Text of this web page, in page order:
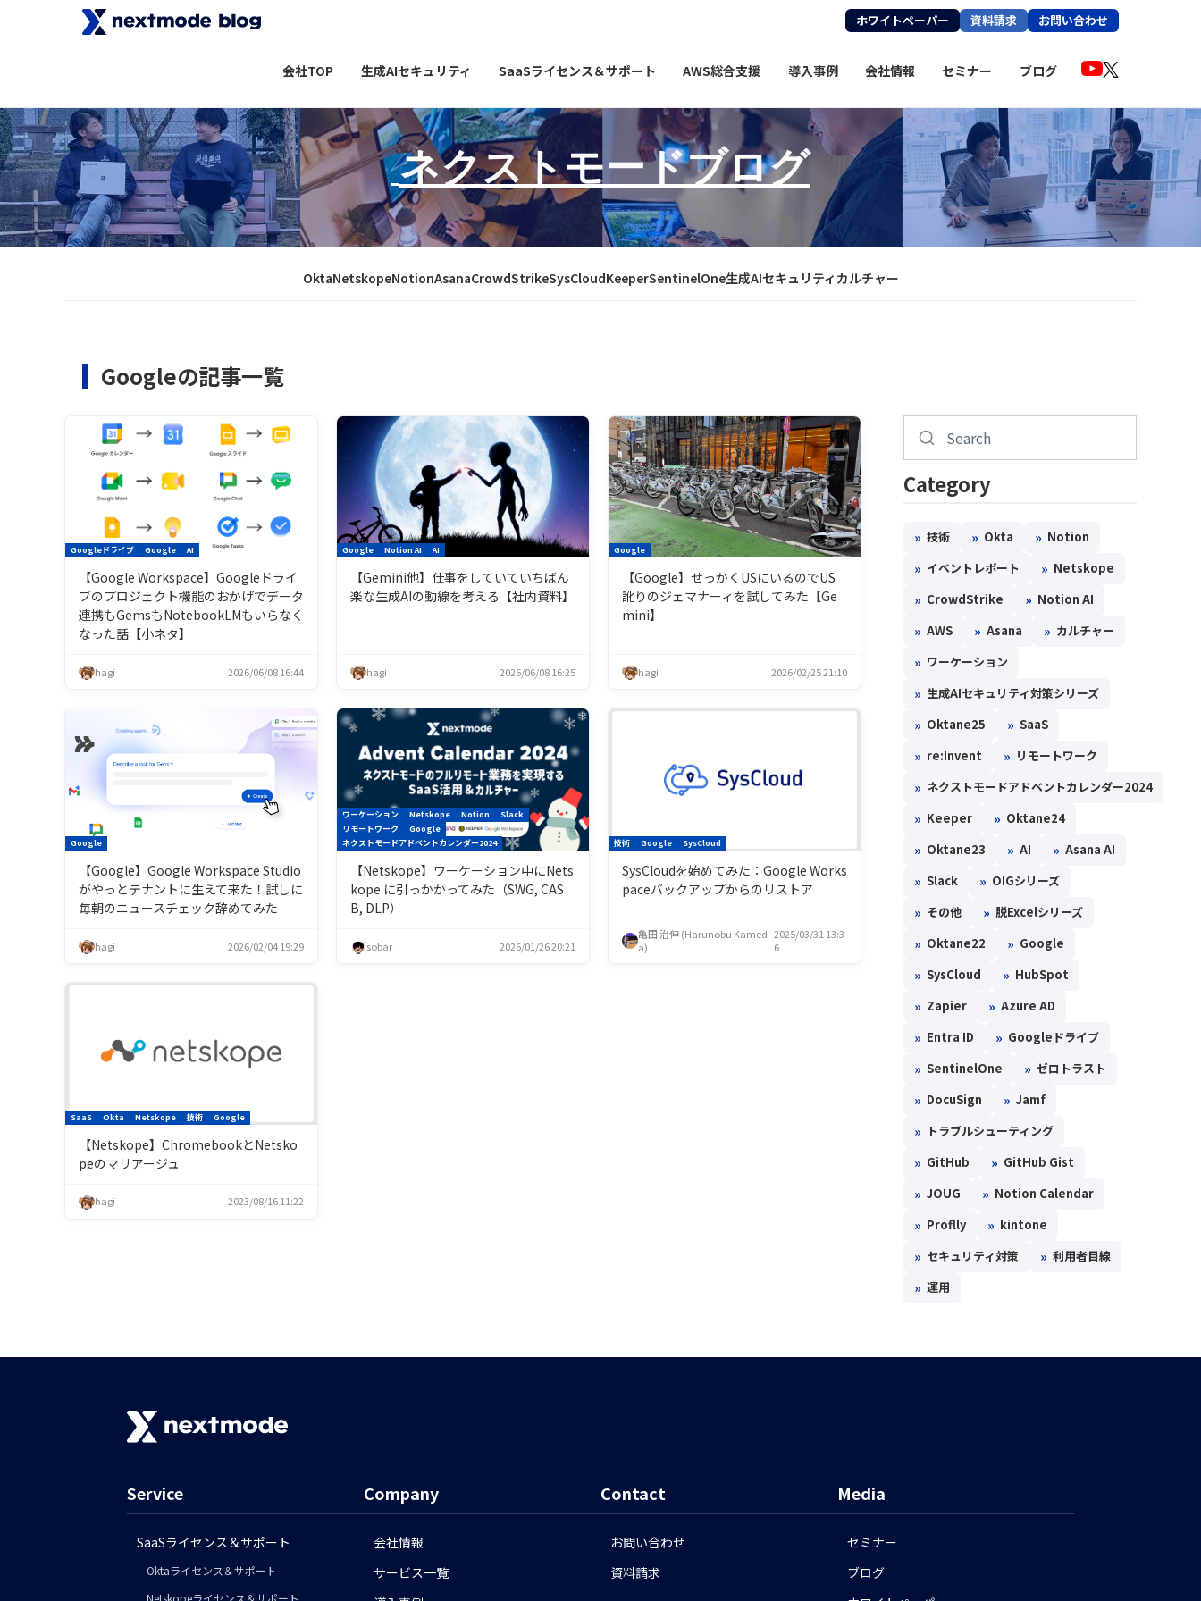
ホワイトペーパー 資料請求 お問い合わせ
会社TOP 生成AIセキュリティ SaaSライセンス＆サポート AWS総合支援 導入事例 会社情報 セミナー ブログ
ネクストモードブログ
OktaNetskopeNotionAsanaCrowdStrikeSysCloudKeeperSentinelOne生成AIセキュリティ カルチャー
Googleの記事一覧
Googleドライブ Google AI
【Google Workspace】Googleドライ
ブのプロジェクト機能のおかげでデータ
連携もGemsもNotebookLMもいらなく
なった話【小ネタ】
hagi 2026/06/08 16:44
Google Notion AI AI
【Gemini他】仕事をしていていちばん
楽な生成AIの動線を考える【社内資料】
hagi 2026/06/08 16:25
Google
【Google】せっかくUSにいるのでUS
訛りのジェマナーィを試してみた【Ge
mini】
hagi 2026/02/25 21:10
Google
【Google】Google Workspace Studio
がやっとテナントに生えて来た！試しに
毎朝のニュースチェック辞めてみた
hagi 2026/02/04 19:29
ワーケーション Netskope Notion
Slack
リモートワーク
Google
ネクストモードアドベントカレンダー2024
【Netskope】ワーケーション中にNets
kope に引っかかってみた（SWG, CAS
B, DLP）
sobar 2026/01/26 20:21
技術 Google SysCloud
SysCloudを始めてみた：Google Works
paceバックアップからのリストア
亀田 治伸 (Harunobu Kamed
a)
2025/03/31 13:3
6
SaaS Okta Netskope 技術 Google
【Netskope】ChromebookとNetsko
peのマリアージュ
hagi 2023/08/16 11:22
Category
» 技術 » Okta » Notion
» イベントレポート » Netskope
» CrowdStrike » Notion AI
» AWS » Asana » カルチャー
» ワーケーション
» 生成AIセキュリティ対策シリーズ
» Oktane25 » SaaS
» re:Invent » リモートワーク
» ネクストモードアドベントカレンダー2024
» Keeper » Oktane24
» Oktane23 » AI » Asana AI
» Slack » OIGシリーズ
» その他 » 脱Excelシリーズ
» Oktane22 » Google
» SysCloud » HubSpot
» Zapier » Azure AD
» Entra ID » Googleドライブ
» SentinelOne » ゼロトラスト
» DocuSign » Jamf
» トラブルシューティング
» GitHub » GitHub Gist
» JOUG » Notion Calendar
» Proflly » kintone
» セキュリティ対策 » 利用者目線
» 運用
Service
SaaSライセンス＆サポート
Oktaライセンス＆サポート
Company
会社情報
サービス一覧
Contact
お問い合わせ
資料請求
Media
セミナー
ブログ